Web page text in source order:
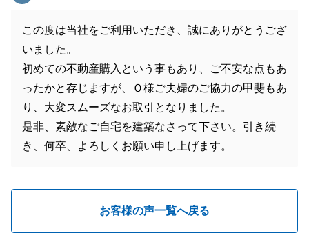
この度は当社をご利用いただき、誠にありがとうござ
いました。
初めての不動産購入という事もあり、ご不安な点もあ
ったかと存じますが、Ｏ様ご夫婦のご協力の甲斐もあ
り、大変スムーズなお取引となりました。
是非、素敵なご自宅を建築なさって下さい。引き続
き、何卒、よろしくお願い申し上げます。
お客様の声一覧へ戻る